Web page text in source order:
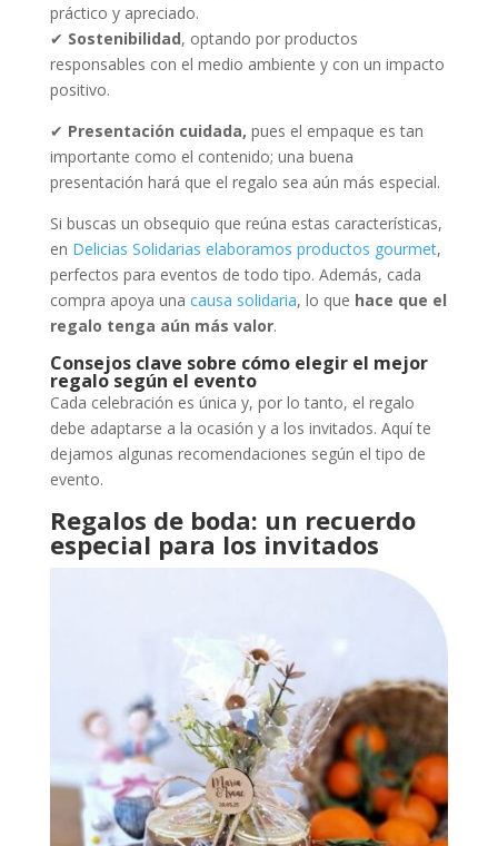
práctico y apreciado.
✔ Sostenibilidad, optando por productos
responsables con el medio ambiente y con un impacto
positivo.
✔ Presentación cuidada, pues el empaque es tan
importante como el contenido; una buena
presentación hará que el regalo sea aún más especial.
Si buscas un obsequio que reúna estas características,
en Delicias Solidarias elaboramos productos gourmet,
perfectos para eventos de todo tipo. Además, cada
compra apoya una causa solidaria, lo que hace que el
regalo tenga aún más valor.
Consejos clave sobre cómo elegir el mejor
regalo según el evento
Cada celebración es única y, por lo tanto, el regalo
debe adaptarse a la ocasión y a los invitados. Aquí te
dejamos algunas recomendaciones según el tipo de
evento.
Regalos de boda: un recuerdo
especial para los invitados